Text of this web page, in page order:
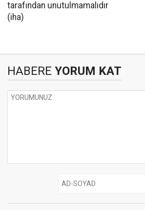
tarafından unutulmamalıdır
(iha)
HABERE YORUM KAT